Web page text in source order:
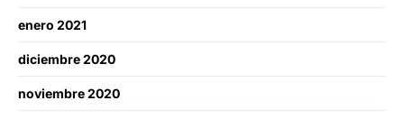
enero 2021
diciembre 2020
noviembre 2020